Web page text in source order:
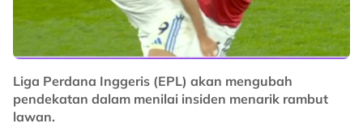
Liga Perdana Inggeris (EPL) akan mengubah
pendekatan dalam menilai insiden menarik rambut
lawan.